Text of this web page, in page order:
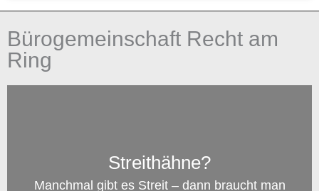
Bürogemeinschaft Recht am
Ring
Streithähne?
Manchmal gibt es Streit – dann braucht man